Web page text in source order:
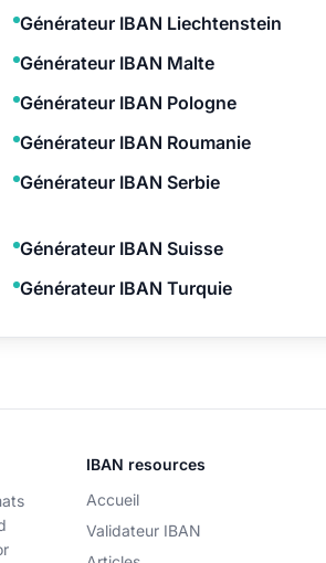
Générateur IBAN Liechtenstein
Générateur IBAN Malte
Générateur IBAN Pologne
Générateur IBAN Roumanie
Générateur IBAN Serbie
Générateur IBAN Suisse
Générateur IBAN Turquie
IBAN resources
Accueil
Validateur IBAN